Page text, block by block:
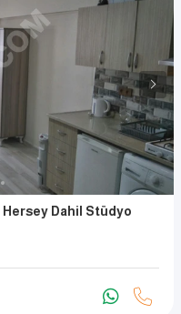
Hersey Dahil Stüdyo